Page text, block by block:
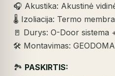
🎧 Akustika: Akustinė
🌡️ Izoliacija: Termo
🚪 Durys: O-Door sistema
🛠️ Montavimas:
🏞️ PASKIRTIS: